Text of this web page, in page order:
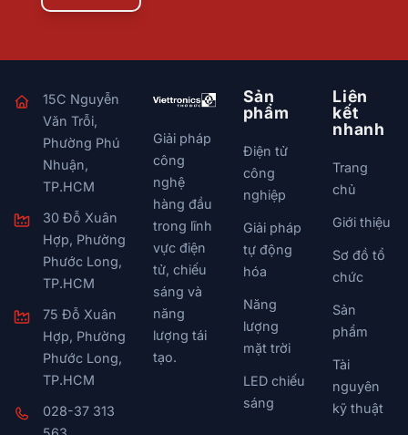
15C Nguyễn
Văn Trỗi,
Phường Phú
Nhuận,
TP.HCM
30 Đỗ Xuân
Hợp, Phường
Phước Long,
TP.HCM
75 Đỗ Xuân
Hợp, Phường
Phước Long,
TP.HCM
028-37 313
Giải pháp
công
nghệ
hàng đầu
trong lĩnh
vực điện
tử, chiếu
sáng và
năng
lượng tái
tạo.
Sản
phẩm
Điện tử
công
nghiệp
Giải pháp
tự động
hóa
Năng
lượng
mặt trời
LED chiếu
sáng
Liên
kết
nhanh
Trang
chủ
Giới thiệu
Sơ đồ tổ
chức
Sản
phẩm
Tài
nguyên
kỹ thuật